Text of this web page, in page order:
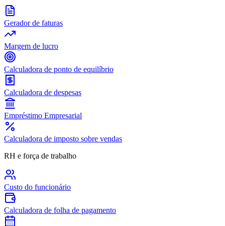
Gerador de faturas
Margem de lucro
Calculadora de ponto de equilíbrio
Calculadora de despesas
Empréstimo Empresarial
Calculadora de imposto sobre vendas
RH e força de trabalho
Custo do funcionário
Calculadora de folha de pagamento